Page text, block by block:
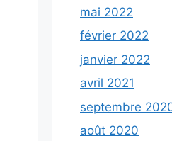
mai 2022
février 2022
janvier 2022
avril 2021
septembre
août 2020